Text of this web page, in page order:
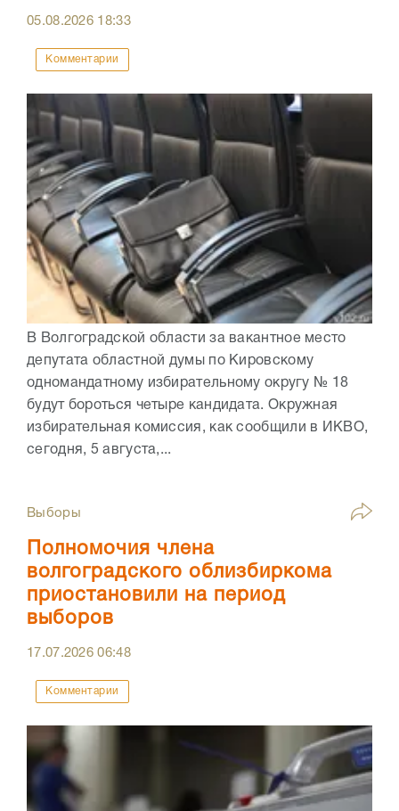
05.08.2026 18:33
Комментарии
В Волгоградской области за вакантное место
депутата областной думы по Кировскому
одномандатному избирательному округу № 18
будут бороться четыре кандидата. Окружная
избирательная комиссия, как сообщили в ИКВО,
сегодня, 5 августа,...
Выборы
Полномочия члена
волгоградского облизбиркома
приостановили на период
выборов
17.07.202606:48
Комментарии